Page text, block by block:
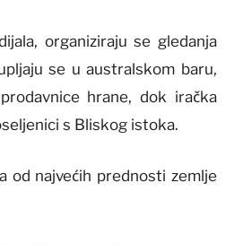
organiziraju se gledanja
se u australskom baru,
hrane, dok iračka
s Bliskog istoka.
od najvećih prednosti zemlje